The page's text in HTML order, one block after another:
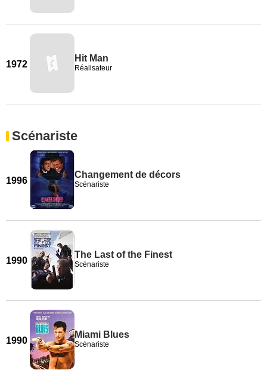
1972
Hit Man
Réalisateur
Scénariste
1996
Changement de décors
Scénariste
1990
The Last of the Finest
Scénariste
1990
Miami Blues
Scénariste